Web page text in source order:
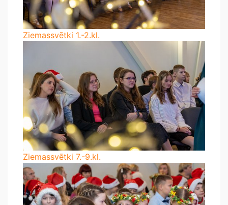
Ziemassvētki 1.-2.kl.
Ziemassvētki 7.-9.kl.